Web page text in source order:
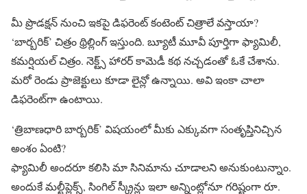
మీ ప్రొడక్షన్ నుంచి ఇకపై డిఫరెంట్ కంటెంట్ చిత్రాలే వస్తాయా?
‘బార్బరిక్’ చిత్రం థ్రిల్లింగ్ ఇస్తుంది. బ్యూటీ మూవీ పూర్తిగా ఫ్యామిలీ,
కమర్షియల్ చిత్రం. నెక్ట్స్ హారర్ కామెడీ కథ నచ్చడంతో ఓకే చేశాను.
మరో రెండు ప్రాజెక్టులు కూడా లైన్లో ఉన్నాయి. అవి ఇంకా చాలా
డిఫరెంట్‌గా ఉంటాయి.
‘త్రిబాణధారి బార్బరిక్’ విషయంలో మీకు ఎక్కువగా సంతృప్తినిచ్చిన
అంశం ఏంటి?
ఫ్యామిలీ అందరూ కలిసి మా సినిమాను చూడాలని అనుకుంటున్నాం.
అందుకే మల్టీప్లెక్స్, సింగిల్ స్క్రీన్లు ఇలా అన్నింట్లోనూ గరిష్టంగా రూ.